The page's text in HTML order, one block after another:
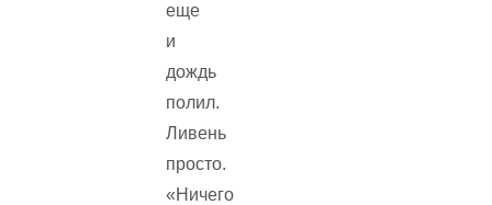
еще
и
дождь
полил.
Ливень
просто.
«Ничего